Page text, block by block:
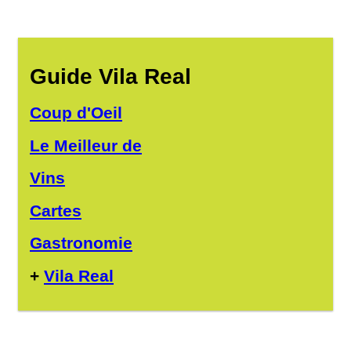
Guide Vila Real
Coup d'Oeil
Le Meilleur de
Vins
Cartes
Gastronomie
+ Vila Real